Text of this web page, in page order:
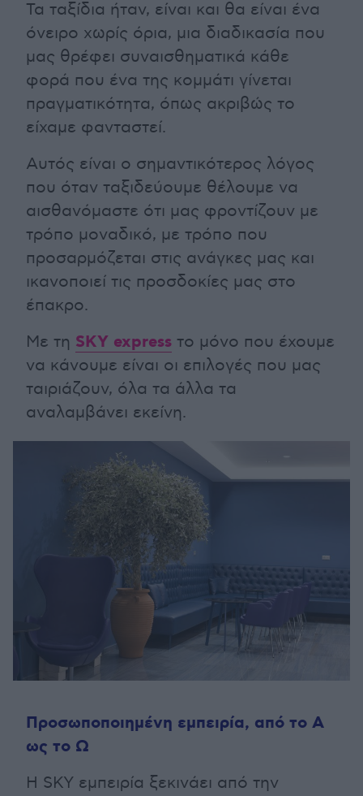
Τα ταξίδια ήταν, είναι και θα είναι ένα
όνειρο χωρίς όρια, μια διαδικασία που
μας θρέφει συναισθηματικά κάθε
φορά που ένα της κομμάτι γίνεται
πραγματικότητα, όπως ακριβώς το
είχαμε φανταστεί.
Αυτός είναι ο σημαντικότερος λόγος
που όταν ταξιδεύουμε θέλουμε να
αισθανόμαστε ότι μας φροντίζουν με
τρόπο μοναδικό, με τρόπο που
προσαρμόζεται στις ανάγκες μας και
ικανοποιεί τις προσδοκίες μας στο
έπακρο.
Με τη SKY express το μόνο που έχουμε
να κάνουμε είναι οι επιλογές που μας
ταιριάζουν, όλα τα άλλα τα
αναλαμβάνει εκείνη.
Προσωποποιημένη εμπειρία, από το Α
ως το Ω
Η SKY εμπειρία ξεκινάει από την